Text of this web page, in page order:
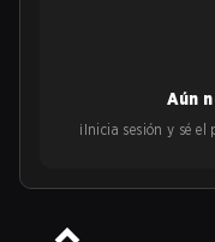
Aún
¡Inicia sesión y sé